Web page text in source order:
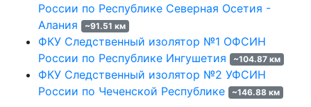
России по Республике Северная Осетия -
Алания
~91.51 км
ФКУ Следственный изолятор №1 ОФСИН
России по Республике Ингушетия
~104.87 км
ФКУ Следственный изолятор №2 УФСИН
России по Чеченской Республике
~146.88 км